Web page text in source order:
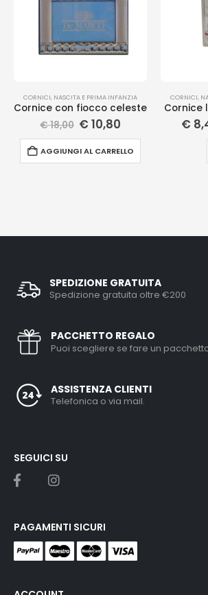
CORNICI, NASCITA E PRIMA INFANZIA
Cornice con fiocco celeste
€18,00 € 10,80
AGGIUNGI AL CARRELLO
CORNICI,
Cornice
€
SPEDIZIONE GRATUITA
Spedizione gratuita oltre €200
PACCHETTO REGALO
Puoi scegliere se fare un
ASSISTENZA CLIENTI
Telefonica o via mail.
SEGUICI SU
PAGAMENTI SICURI